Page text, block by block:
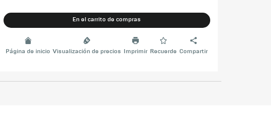
En el carrito de compras
Página de inicio Visualización de precios Imprimir Recuerde Compartir